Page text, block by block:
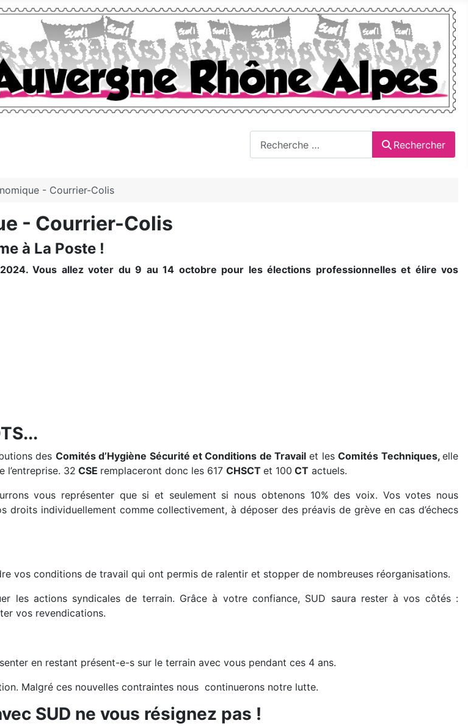
Rechercher
- Courrier-Colis
- Courrier-Colis
à La Poste !
Vous allez voter du 9 au 14 octobre pour les élections professionnelles et élire vos
des Comités d’Hygiène Sécurité et Conditions de Travail et lesComités Techniques,elle
l’entreprise. 32 CSE remplaceront donc les 617 CHSCT et 100 CT actuels.
vous représenter que si et seulement si nous obtenons 10% des voix. Vos votes nous
individuellement comme collectivement, à déposer des préavis de grève en cas d’échecs
vos conditions de travail qui ont permis de ralentir et stopper de nombreuses réorganisations.
les actions syndicales de terrain. Grâce à votre confiance, SUD saura rester à vos côtés :
vos revendications.
en restant présent-e-s sur le terrain avec vous pendant ces 4 ans.
Malgré ces nouvelles contraintes nous continuerons notre lutte.
SUD ne vous résignez pas !